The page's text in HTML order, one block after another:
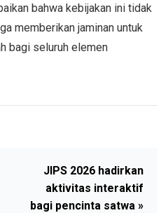
bahwa kebijakan ini tidak
memberikan jaminan untuk
bagi seluruh elemen
JIPS 2026 hadirkan
aktivitas interaktif
bagi pencinta satwa »